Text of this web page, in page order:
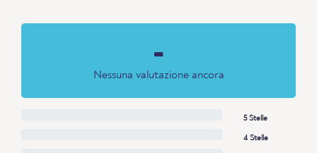
-
Nessuna valutazione ancora
5 Stelle
4 Stelle